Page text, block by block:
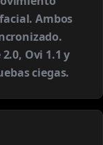
Ambos
Ovi 1.1 y
ciegas.